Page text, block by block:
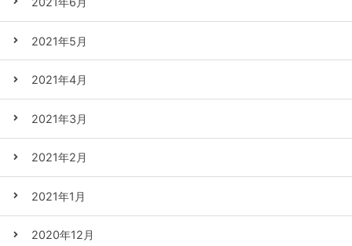
2021年5月
2021年4月
2021年3月
2021年2月
2021年1月
2020年12月